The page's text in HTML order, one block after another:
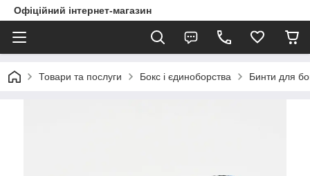
Офіційний інтернет-магазин
Товари та послуги Бокс і єдиноборства Бинти для